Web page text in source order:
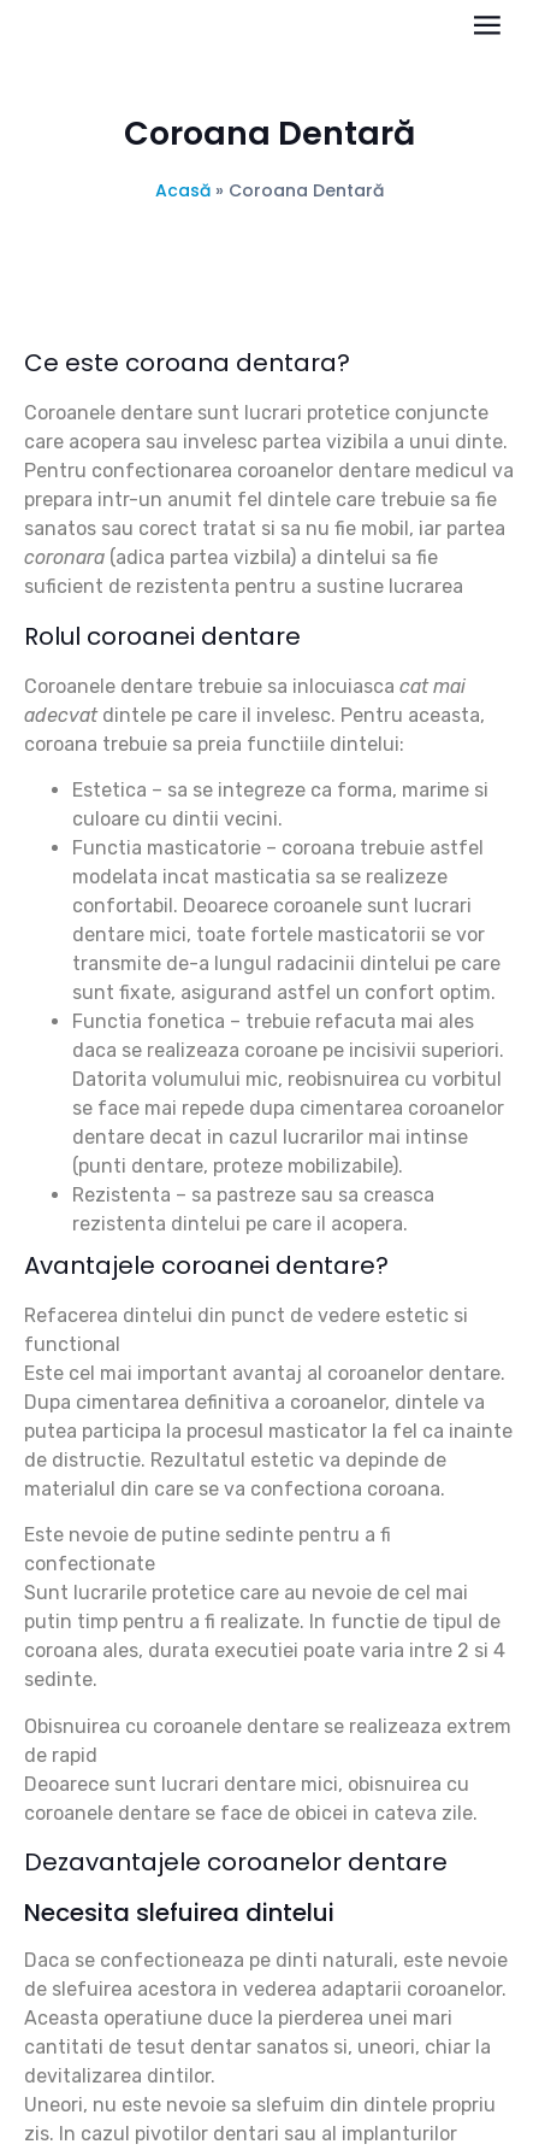
Coroana Dentară
Acasă » Coroana Dentară
Ce este coroana dentara?
Coroanele dentare sunt lucrari protetice conjuncte
care acopera sau invelesc partea vizibila a unui dinte.
Pentru confectionarea coroanelor dentare medicul va
prepara intr-un anumit fel dintele care trebuie sa fie
sanatos sau corect tratat si sa nu fie mobil, iar partea
coronara (adica partea vizbila) a dintelui sa fie
suficient de rezistenta pentru a sustine lucrarea
Rolul coroanei dentare
Coroanele dentare trebuie sa inlocuiasca cat mai
adecvatdintele pe care il invelesc. Pentru aceasta,
coroana trebuie sa preia functiile dintelui:
Estetica – sa se integreze ca forma, marime si
culoare cu dintii vecini.
Functia masticatorie – coroana trebuie astfel
modelata incat masticatia sa se realizeze
confortabil. Deoarece coroanele sunt lucrari
dentare mici, toate fortele masticatorii se vor
transmite de-a lungul radacinii dintelui pe care
sunt fixate, asigurand astfel un confort optim.
Functia fonetica – trebuie refacuta mai ales
daca se realizeaza coroane pe incisivii superiori.
Datorita volumului mic, reobisnuirea cu vorbitul
se face mai repede dupa cimentarea coroanelor
dentare decat in cazul lucrarilor mai intinse
(punti dentare, proteze mobilizabile).
Rezistenta – sa pastreze sau sa creasca
rezistenta dintelui pe care il acopera.
Avantajele coroanei dentare?
Refacerea dintelui din punct de vedere estetic si
functional
Este cel mai important avantaj al coroanelor dentare.
Dupa cimentarea definitiva a coroanelor, dintele va
putea participa la procesul masticator la fel ca inainte
de distructie. Rezultatul estetic va depinde de
materialul din care se va confectiona coroana.
Este nevoie de putine sedinte pentru a fi
confectionate
Sunt lucrarile protetice care au nevoie de cel mai
putin timp pentru a fi realizate. In functie de tipul de
coroana ales, durata executiei poate varia intre 2 si 4
sedinte.
Obisnuirea cu coroanele dentare se realizeaza extrem
de rapid
Deoarece sunt lucrari dentare mici, obisnuirea cu
coroanele dentare se face de obicei in cateva zile.
Dezavantajele coroanelor dentare
Necesita slefuirea dintelui
Daca se confectioneaza pe dinti naturali, este nevoie
de slefuirea acestora in vederea adaptarii coroanelor.
Aceasta operatiune duce la pierderea unei mari
cantitati de tesut dentar sanatos si, uneori, chiar la
devitalizarea dintilor.
Uneori, nu este nevoie sa slefuim din dintele propriu
zis. In cazul pivotilor dentari sau al implanturilor